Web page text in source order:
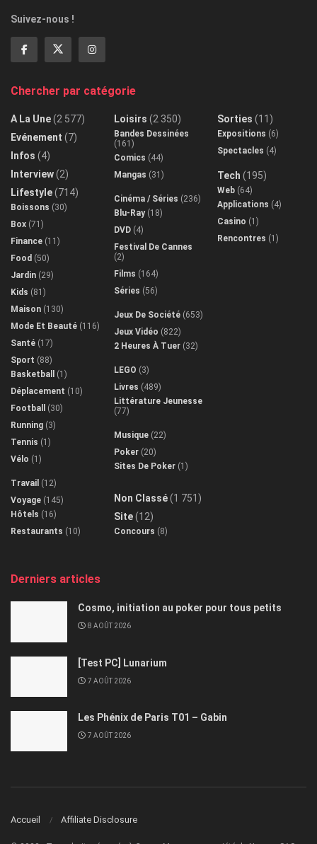
Suivez-nous !
Chercher par catégorie
A La Une(2 577)
Evénement (7)
Infos (4)
Interview(2)
Lifestyle(714)
Boissons (30)
Box (71)
Finance (11)
Food (50)
Jardin (29)
Kids (81)
Maison (130)
Mode Et Beauté (116)
Santé (17)
Sport (88)
Basketball
(1)
Déplacement (10)
Football
(30)
Running (3)
Tennis (1)
Vélo (1)
Travail (12)
Voyage (145)
Hôtels (16)
Restaurants (10)
Loisirs (2 350)
Bandes Dessinées
(161)
Comics (44)
Mangas (31)
Cinéma / Séries (236)
Blu-Ray(18)
DVD (4)
Festival De Cannes
(2)
Films (164)
Séries (56)
Jeux De Société (653)
Jeux Vidéo (822)
2 Heures À Tuer (32)
LEGO (3)
Livres (489)
Littérature Jeunesse
(77)
Musique (22)
Poker (20)
Sites De Poker (1)
Non Classé(1 751)
Site(12)
Concours (8)
Sorties (11)
Expositions (6)
Spectacles (4)
Tech (195)
Web (64)
Applications (4)
Casino (1)
Rencontres (1)
Derniers articles
Cosmo, initiation au poker pour tous petits
8 AOÛT 2026
[Test PC] Lunarium
7 AOÛT 2026
Les Phénix de Paris T01 – Gabin
7 AOÛT 2026
Accueil Affiliate Disclosure